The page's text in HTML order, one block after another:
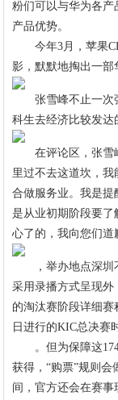
粉们可以与华为各
产品优势。
今年3月，苹果
影，默默地掏出一部
张雪峰不止一次强
科生去经济比较发达
在评论区，张雪峰
里过不去这道坎，
合做服务业。我是
是从业初期阶段要
心了的，我向您们道
，举办地点深圳
采用录播方式呈现
的淘汰赛阶段详细
日进行的KIC总决赛
。但为保障这
获得，“购票”规则
间，官方还会在赛